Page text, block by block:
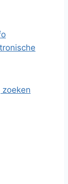
zoeken